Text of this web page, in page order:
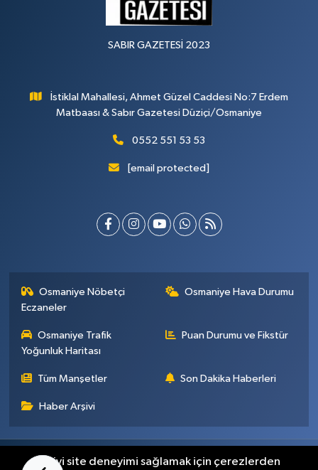
SABIR GAZETESİ 2023
İstiklal Mahallesi, Ahmet Güzel Caddesi No:7 Erdem
Matbaası & Sabır Gazetesi Düziçi/Osmaniye
0552 551 53 53
[email protected]
Osmaniye Nöbetçi
Eczaneler
Osmaniye Hava Durumu
Osmaniye Trafik
Yoğunluk Haritası
Puan Durumu ve Fikstür
Tüm Manşetler Son Dakika Haberleri
Haber Arşivi
Künye İletişim Gizlilik Sözleşmesi
En iyi site deneyimi sağlamak için çerezlerden